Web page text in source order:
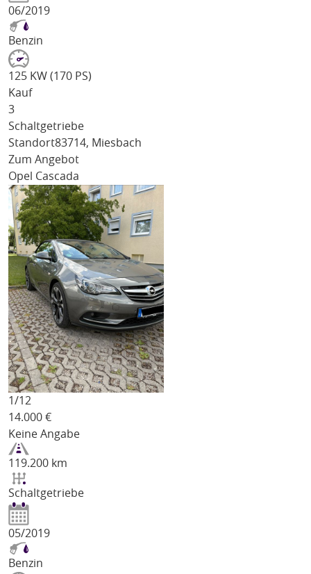
06/2019
Benzin
125 KW (170 PS)
Kauf
3
Schaltgetriebe
Standort83714, Miesbach
Zum Angebot
Opel Cascada
1/12
14.000 €
Keine Angabe
119.200 km
Schaltgetriebe
05/2019
Benzin